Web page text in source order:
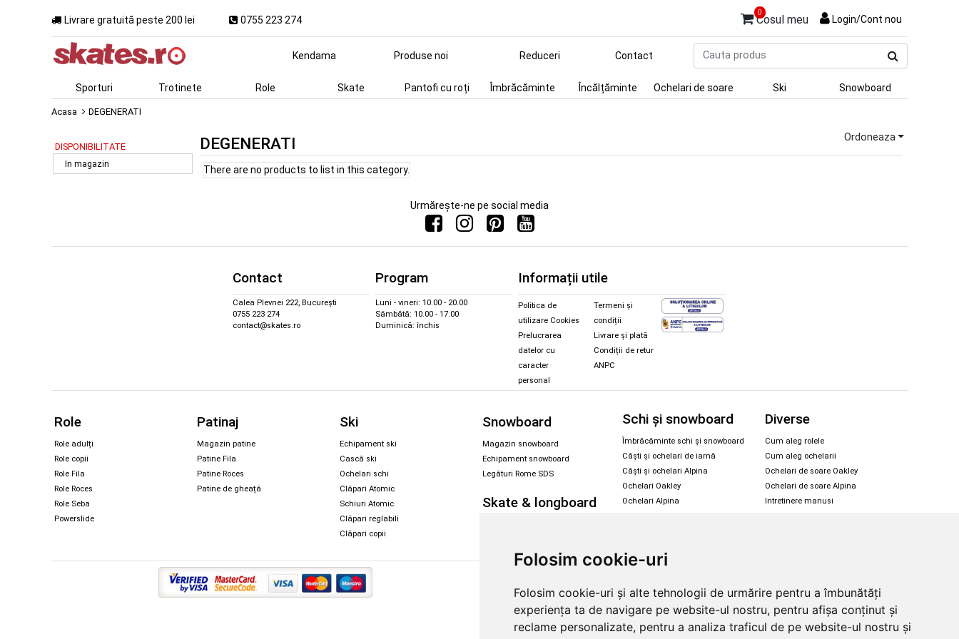
Folosim cookie-uri
Folosim cookie-uri și alte tehnologii de urmărire pentru a îmbunătăți
experiența ta de navigare pe website-ul nostru, pentru afișa conținut și
reclame personalizate, pentru a analiza traficul de pe website-ul nostru și
Livrare gratuită peste 200 lei 0755 223 274
0
Cosul meu Login/Cont nou
produs
Kendama Produse noi Reduceri Contact
Sporturi Trotinete Role Skate Pantofi cu roți Îmbrăcăminte Încălțăminte Ochelari de soare Ski Snowboard
Acasa DEGENERATI
DISPONIBILITATE
In magazin
DEGENERATI Ordoneaza
There are no products to list in this category.
Urmărește-ne pe social media
Contact
Calea Plevnei 222, București
0755 223 274
contact@skates.ro
Program
Luni - vineri: 10.00 - 20.00
Sâmbătă: 10.00 - 17.00
Duminică: închis
Informații utile
Politica de
utilizare Cookies
Prelucrarea
datelor cu
caracter
personal
Termeni și
condiții
Livrare și plată
Condiții de retur
ANPC
Role
Role adulți
Role copii
Role Fila
Role Roces
Role Seba
Powerslide
Patinaj
Magazin patine
Patine Fila
Patine Roces
Patine de gheață
Ski
Echipament ski
Cască ski
Ochelari schi
Clăpari Atomic
Schiuri Atomic
Clăpari reglabili
Clăpari copii
Snowboard
Magazin snowboard
Echipament snowboard
Legături Rome SDS
Skate & longboard
Schi și snowboard
Îmbrăcăminte schi și snowboard
Căști și ochelari de iarnă
Căști și ochelari Alpina
Ochelari Oakley
Ochelari Alpina
Diverse
Cum aleg rolele
Cum aleg ochelarii
Ochelari de soare Oakley
Ochelari de soare Alpina
Intretinere manusi